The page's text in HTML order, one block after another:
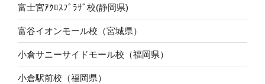
富士宮ｱｸﾛｽﾌﾟﾗｻﾞ校(静岡県)
富谷イオンモール校（宮城県）
小倉サニーサイドモール校（福岡県）
小倉駅前校（福岡県）